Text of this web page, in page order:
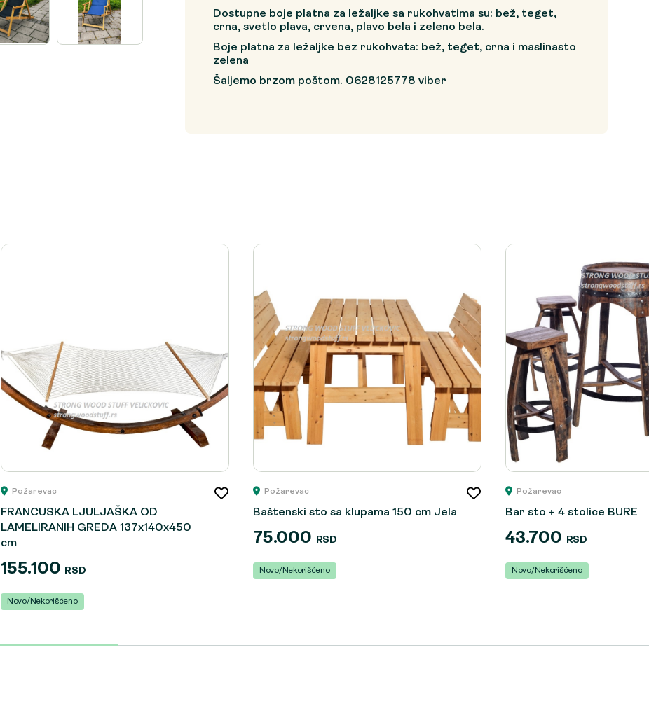
Dostupne boje platna za ležaljke sa rukohvatima su: bež, teget,
crna, svetlo plava, crvena, plavo bela i zeleno bela.
Boje platna za ležaljke bez rukohvata: bež, teget, crna i maslinasto
zelena
Šaljemo brzom poštom. 0628125778 viber
Požarevac
FRANCUSKA LJULJAŠKA OD
LAMELIRANIH GREDA 137x140x450
cm
155.100 RSD
Novo/Nekorišćeno
Požarevac
Baštenski sto sa klupama 150 cm Jela
75.000 RSD
Novo/Nekorišćeno
Požarevac
Bar sto + 4 stolice BURE
43.700 RSD
Novo/Nekorišćeno